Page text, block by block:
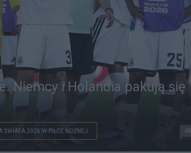
Niemcy i Holandia pakują się
ŚWIATA 2026 W PIŁCE NOŻNEJ 48